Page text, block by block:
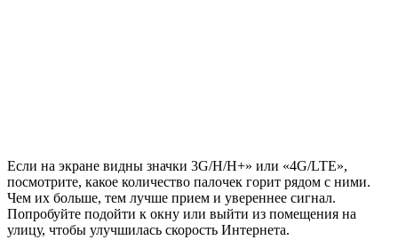
Если на экране видны значки 3G/H/H+» или «4G/LTE»,
посмотрите, какое количество палочек горит рядом с ними.
Чем их больше, тем лучше прием и увереннее сигнал.
Попробуйте подойти к окну или выйти из помещения на
улицу, чтобы улучшилась скорость Интернета.